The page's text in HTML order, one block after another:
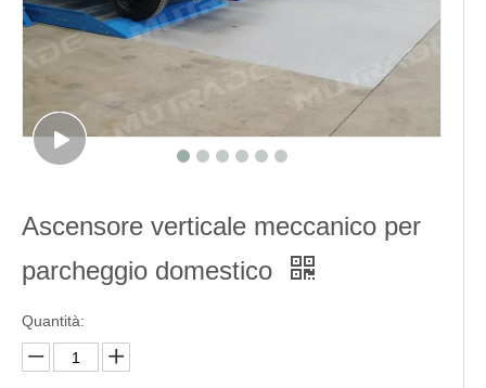
Ascensore verticale meccanico per
parcheggio domestico
Quantità: